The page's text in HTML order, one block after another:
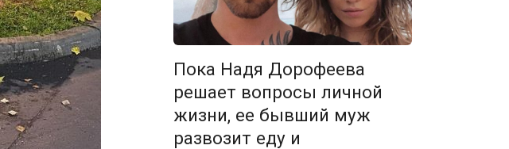
Пока Надя Дорофеева
решает вопросы личной
жизни, ее бывший муж
развозит еду и